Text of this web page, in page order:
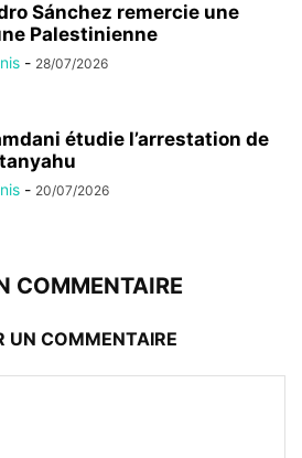
Sánchez remercie une
Palestinienne
- 28/07/2026
étudie l’arrestation de
- 20/07/2026
COMMENTAIRE
UN COMMENTAIRE